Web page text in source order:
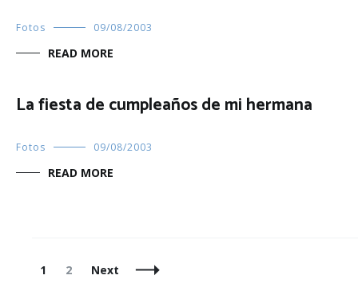
Fotos 09/08/2003
READ MORE
La fiesta de cumpleaños de mi hermana
Fotos 09/08/2003
READ MORE
Posts
Page
1 Page
2 Next